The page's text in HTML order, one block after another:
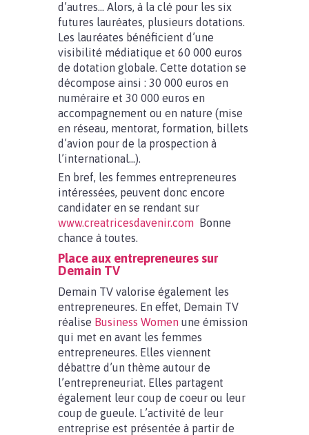
d’autres… Alors, à la clé pour les six
futures lauréates, plusieurs dotations.
Les lauréates bénéficient d’une
visibilité médiatique et 60 000 euros
de dotation globale. Cette dotation se
décompose ainsi : 30 000 euros en
numéraire et 30 000 euros en
accompagnement ou en nature (mise
en réseau, mentorat, formation, billets
d’avion pour de la prospection à
l’international…).
En bref, les femmes entrepreneures
intéressées, peuvent donc encore
candidater en se rendant sur
www.creatricesdavenir.com Bonne
chance à toutes.
Place aux entrepreneures sur
Demain TV
Demain TV valorise également les
entrepreneures. En effet, Demain TV
réalise Business Women une émission
qui met en avant les femmes
entrepreneures. Elles viennent
débattre d’un thème autour de
l’entrepreneuriat. Elles partagent
également leur coup de coeur ou leur
coup de gueule. L’activité de leur
entreprise est présentée à partir de